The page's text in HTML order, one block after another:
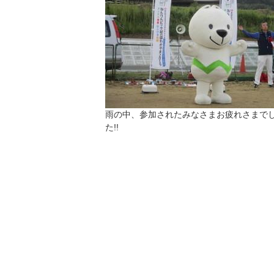
雨の中、参加されたみなさまお疲れさまで
た!!